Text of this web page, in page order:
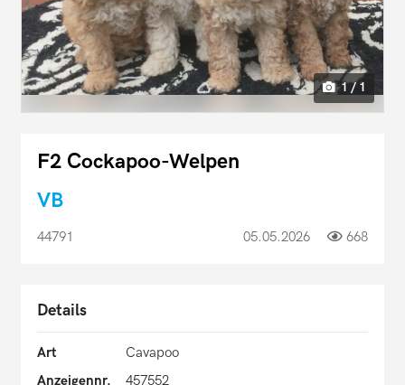
1 / 1
F2 Cockapoo-Welpen
VB
44791 05.05.2026 668
Details
Art
Cavapoo
Anzeigennr.
457552